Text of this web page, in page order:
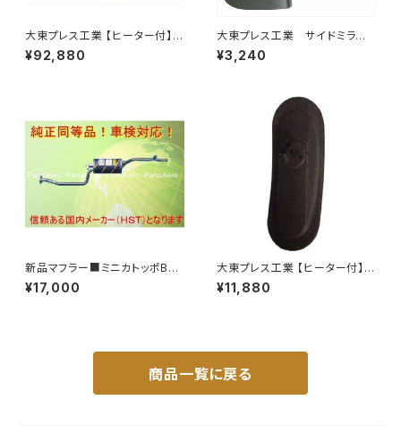
大東プレス工業 【ヒーター付】
ハイウェイミラー リモコン+ヒー
ター付 DI-6121CXE
¥92,880
大東プレス工業 サイドミラー/
バックミラー ダイハツ ハイ
ゼット トラック 左 99年～
¥3,240
新品マフラー■ミニカトッポBJ
H42A H42V H47A H47V純
正同等/車検対応 065-75
¥17,000
大東プレス工業 【ヒーター付】サ
イドミラー/バックミラー H40
0 ヒーター DI-8Z
¥11,880
商品一覧に戻る